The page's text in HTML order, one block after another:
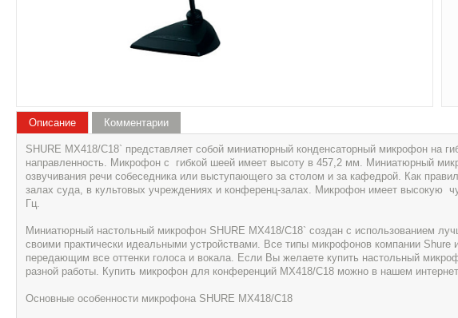
Описание
SHURE MX418/С18` представляет собой миниатюрный конденсаторный микрофон на
направленность. Микрофон с гибкой шеей имеет высоту в 457,2 мм. Миниатюрный
озвучивания речи собеседника или выступающего за столом и за кафедрой. Как
залах суда, в культовых учреждениях и конференц-залах. Микрофон имеет высокую
Гц.
Миниатюрный настольный микрофон SHURE MX418/С18` создан с использованием
своими практически идеальными устройствами. Все типы микрофонов компании
передающим все оттенки голоса и вокала. Если Вы желаете купить настольный
разной работы. Купить микрофон для конференций MX418/С18 можно в нашем
Основные особенности микрофона SHURE MX418/С18
Комментарии